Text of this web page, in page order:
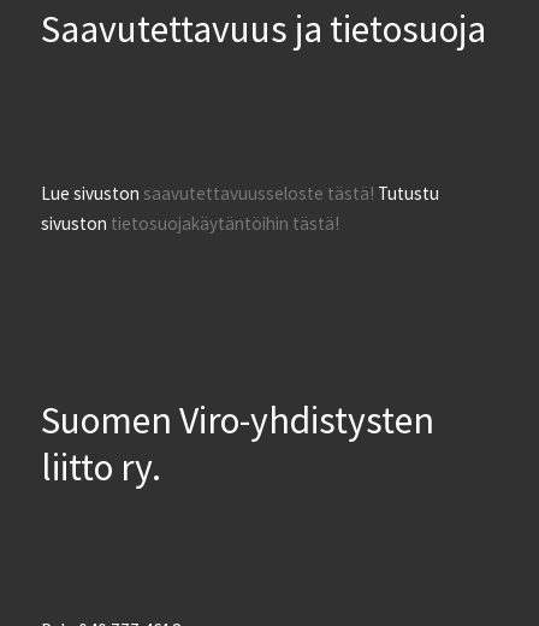
Saavutettavuus ja tietosuoja
Lue sivustonsaavutettavuusseloste tästä! Tutustu
sivuston tietosuojakäytäntöihin tästä!
Suomen Viro-yhdistysten
liitto ry.